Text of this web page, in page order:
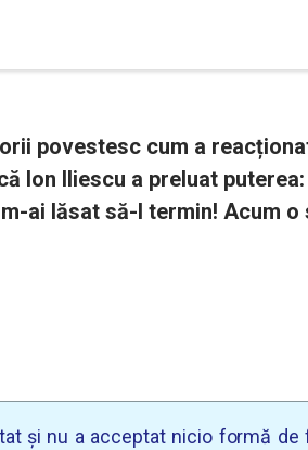
povestesc cum a
Ion Iliescu a preluat puterea:
ai lăsat să-l termin! Acum o
și nu a acceptat nicio formă de